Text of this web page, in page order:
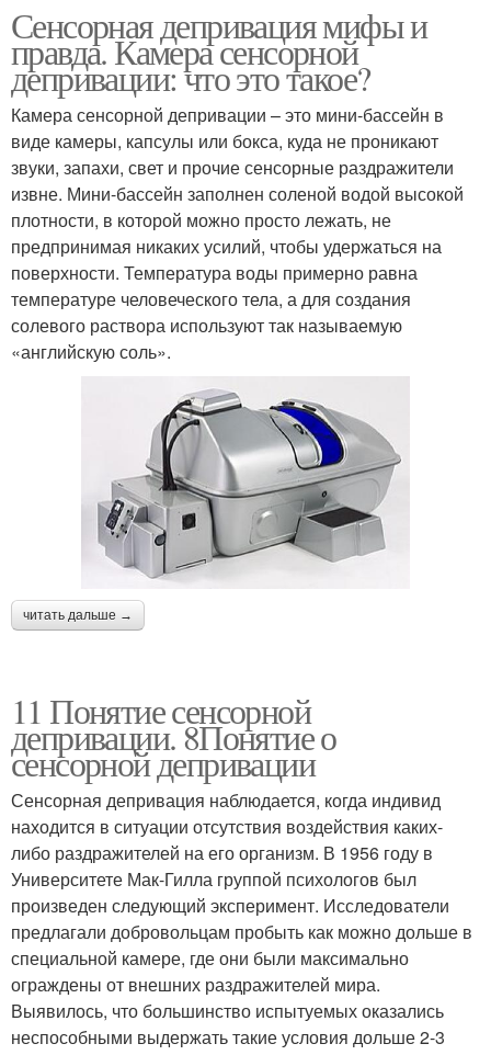
Сенсорная депривация мифы и
правда. Камера сенсорной
депривации: что это такое?
Камера сенсорной депривации – это мини-бассейн в
виде камеры, капсулы или бокса, куда не проникают
звуки, запахи, свет и прочие сенсорные раздражители
извне. Мини-бассейн заполнен соленой водой высокой
плотности, в которой можно просто лежать, не
предпринимая никаких усилий, чтобы удержаться на
поверхности. Температура воды примерно равна
температуре человеческого тела, а для создания
солевого раствора используют так называемую
«английскую соль».
читать дальше →
11 Понятие сенсорной
депривации. 8Понятие о
сенсорной депривации
Сенсорная депривация наблюдается, когда индивид
находится в ситуации отсутствия воздействия каких-
либо раздражителей на его организм. В 1956 году в
Университете Мак-Гилла группой психологов был
произведен следующий эксперимент. Исследователи
предлагали добровольцам пробыть как можно дольше в
специальной камере, где они были максимально
ограждены от внешних раздражителей мира.
Выявилось, что большинство испытуемых оказались
неспособными выдержать такие условия дольше 2-3